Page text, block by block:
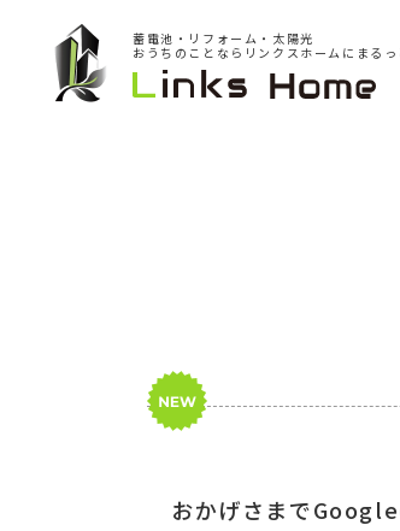
蓄電池・リフォーム・太陽光
おうちのことならリンクスホームにまるっ
おかげさまで